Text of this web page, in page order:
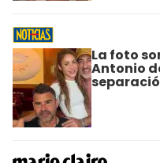
La foto
Antonio